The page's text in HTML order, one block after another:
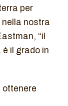
per
nostra
“il
il grado in
ottenere